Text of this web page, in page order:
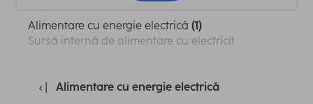
Alimentare cu energie electrică (1)
Sursă internă de alimentare cu electricitate
Alimentare cu energie electrică